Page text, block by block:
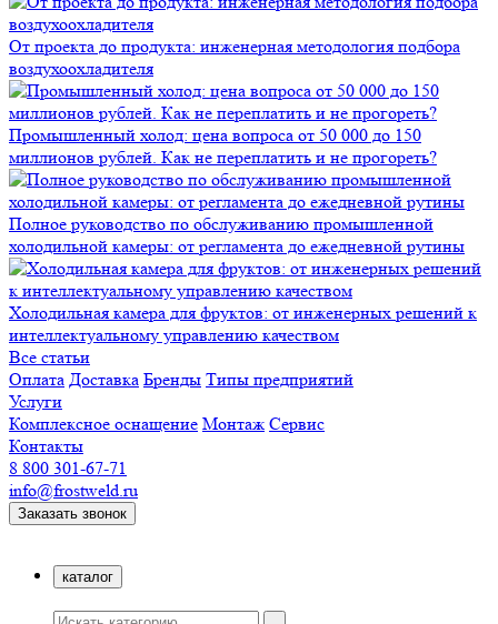
От проекта до продукта: инженерная методология подбора
воздухоохладителя
Промышленный холод: цена вопроса от 50 000 до 150
миллионов рублей. Как не переплатить и не прогореть?
Полное руководство по обслуживанию промышленной
холодильной камеры: от регламента до ежедневной рутины
Холодильная камера для фруктов: от инженерных решений к
интеллектуальному управлению качеством
Все статьи
Оплата Доставка Бренды Типы предприятий
Услуги
Комплексное оснащение Монтаж Сервис
Контакты
8 800 301-67-71
info@frostweld.ru
Заказать звонок
каталог